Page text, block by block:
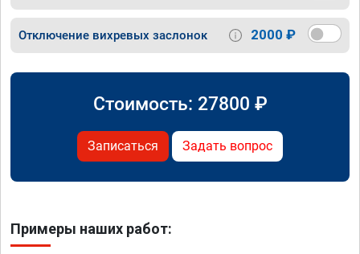
Отключение вихревых заслонок 2000 ₽
Стоимость: 27800 ₽
Записаться Задать вопрос
Примеры наших работ: